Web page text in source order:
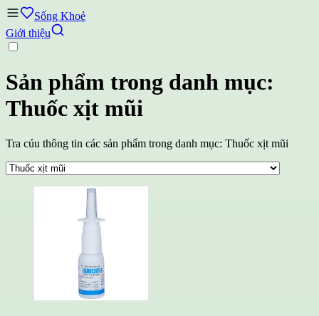
Sống Khoẻ
Giới thiệu
Sản phẩm trong danh mục:
Thuốc xịt mũi
Tra cúu thông tin các sản phẩm trong danh mục: Thuốc xịt mũi